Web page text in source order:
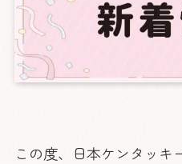
この度、日本ケンタッキ